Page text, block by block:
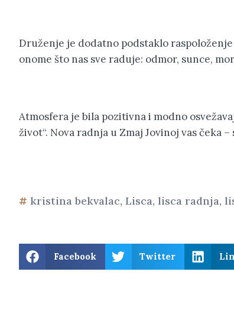
Druženje je dodatno podstaklo
onome što nas sve raduje: odmor, sunce,
Atmosfera je bila pozitivna i modno
život“. Nova radnja u Zmaj Jovinoj vas čeka
kristina bekvalac, Lisca, lisca radnja,
Facebook Twitter